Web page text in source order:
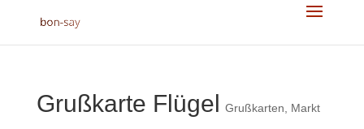
Grußkarte Flügel Grußkarten Markt